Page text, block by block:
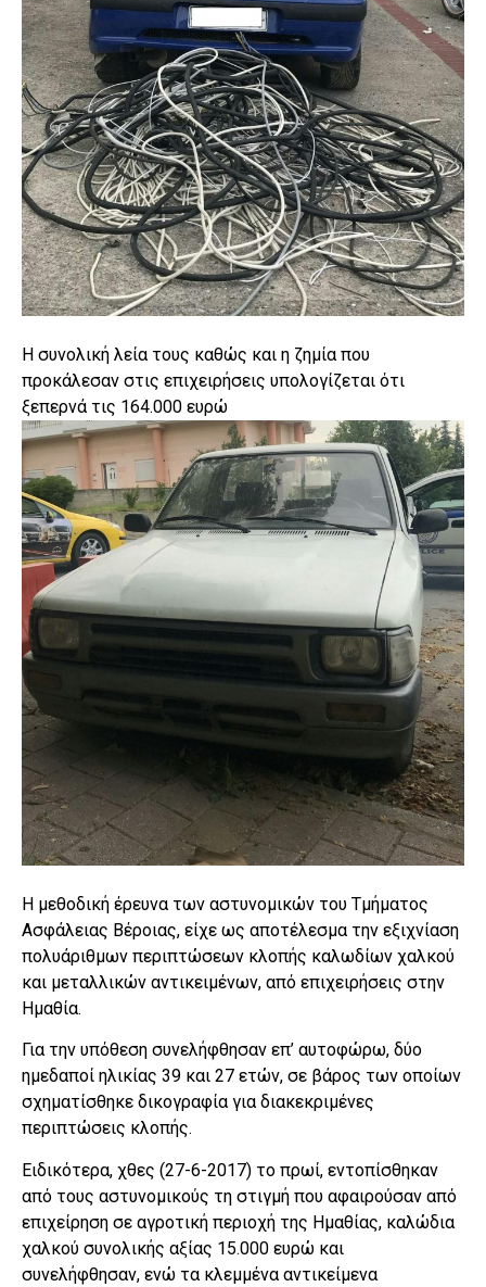
Η συνολική λεία τους καθώς και η ζημία που
προκάλεσαν στις επιχειρήσεις υπολογίζεται ότι
ξεπερνά τις 164.000 ευρώ
Η μεθοδική έρευνα των αστυνομικών του Τμήματος
Ασφάλειας Βέροιας, είχε ως αποτέλεσμα την εξιχνίαση
πολυάριθμων περιπτώσεων κλοπής καλωδίων χαλκού
και μεταλλικών αντικειμένων, από επιχειρήσεις στην
Ημαθία.
Για την υπόθεση συνελήφθησαν επ’ αυτοφώρω, δύο
ημεδαποί ηλικίας 39 και 27 ετών, σε βάρος των οποίων
σχηματίσθηκε δικογραφία για διακεκριμένες
περιπτώσεις κλοπής.
Ειδικότερα, χθες (27-6-2017) το πρωί, εντοπίσθηκαν
από τους αστυνομικούς τη στιγμή που αφαιρούσαν από
επιχείρηση σε αγροτική περιοχή της Ημαθίας, καλώδια
χαλκού συνολικής αξίας 15.000 ευρώ και
συνελήφθησαν, ενώ τα κλεμμένα αντικείμενα